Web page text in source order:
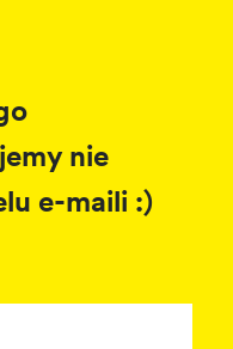
nie
e-maili :)